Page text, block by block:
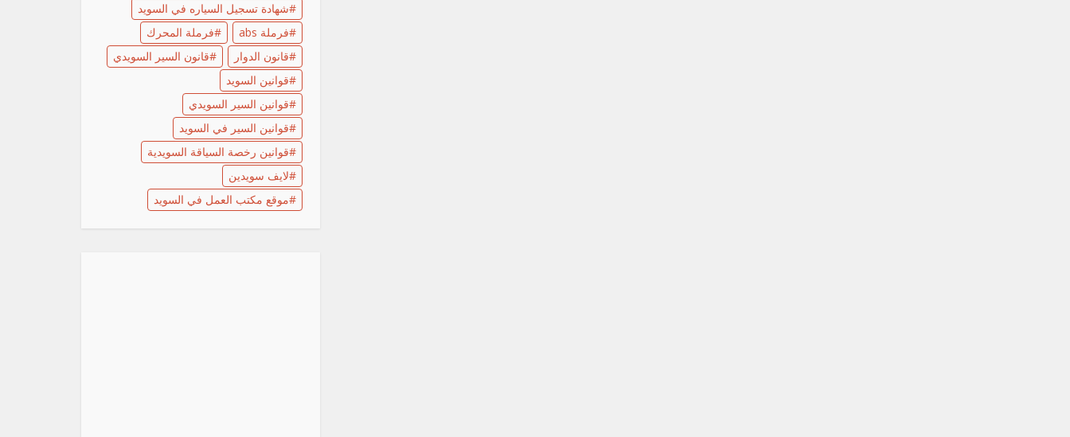
شهادة تسجيل السياره في السويد
فرملة abs
فرملة المحرك
قانون الدوار
قانون السير السويدي
قوانين السويد
قوانين السير السويدي
قوانين السير في السويد
قوانين رخصة السياقة السويدية
لايف سويدين
موقع مكتب العمل في السويد